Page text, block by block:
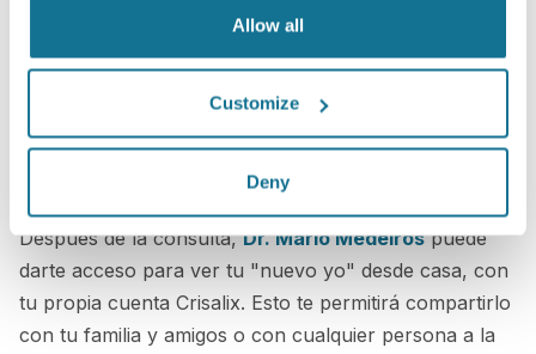
Allow all
Customize
Deny
¿Quieres saber cómo quedas mejor?
Después de la consulta,Dr. Mário Medeirospuede
darte acceso para ver tu "nuevo yo" desde casa, con
tu propia cuenta Crisalix. Esto te permitirá compartirlo
con tu familia y amigos o con cualquier persona a la